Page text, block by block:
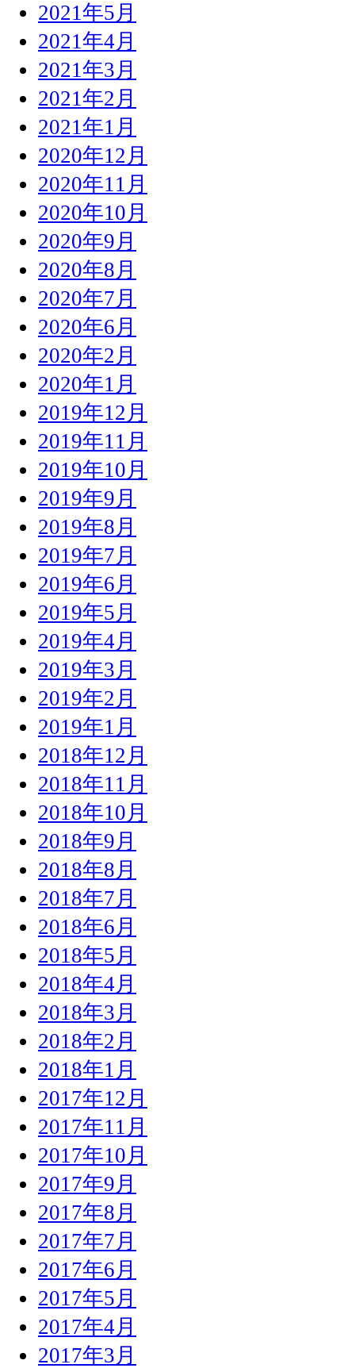
2021年5月
2021年4月
2021年3月
2021年2月
2021年1月
2020年12月
2020年11月
2020年10月
2020年9月
2020年8月
2020年7月
2020年6月
2020年2月
2020年1月
2019年12月
2019年11月
2019年10月
2019年9月
2019年8月
2019年7月
2019年6月
2019年5月
2019年4月
2019年3月
2019年2月
2019年1月
2018年12月
2018年11月
2018年10月
2018年9月
2018年8月
2018年7月
2018年6月
2018年5月
2018年4月
2018年3月
2018年2月
2018年1月
2017年12月
2017年11月
2017年10月
2017年9月
2017年8月
2017年7月
2017年6月
2017年5月
2017年4月
2017年3月